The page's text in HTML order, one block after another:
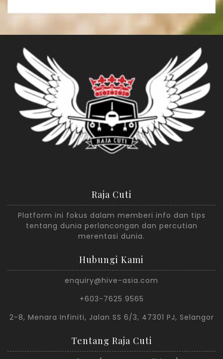
Raja Cuti
Platform ini fokus dalam memberi info dan tips
tentang dunia perlancongan dan percutian
merentasi dunia.
Hubungi Kami
enquiry@hive-asia.com
+603-7625 9565
2-8, Menara Infiniti, Jalan SS 6/3, 47301 PJ, Selangor
Tentang Raja Cuti